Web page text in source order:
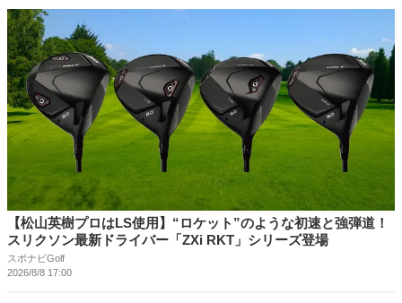
【松山英樹プロはLS使用】“ロケット”のような初速と強弾道！
スリクソン最新ドライバー「ZXi RKT」シリーズ登場
スポナビGolf
2026/8/8 17:00